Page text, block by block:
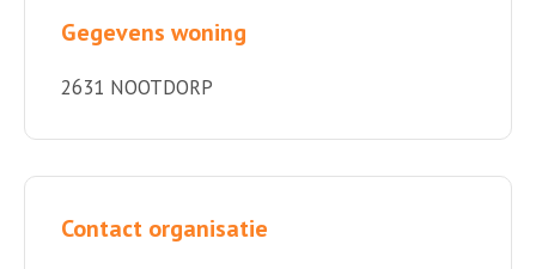
Gegevens woning
2631 NOOTDORP
Contact organisatie